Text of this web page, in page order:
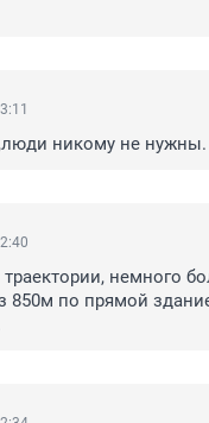
никому не нужны.
немного
850м по прямой